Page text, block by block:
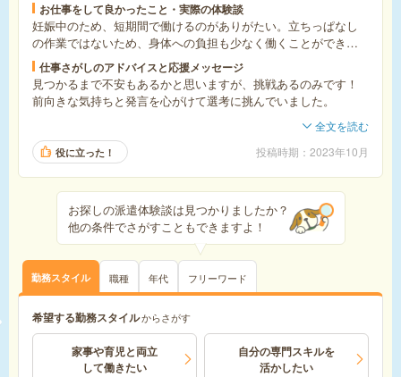
お仕事をして良かったこと・実際の体験談
妊娠中のため、短期間で働けるのがありがたい。立ちっぱなし
の作業ではないため、身体への負担も少なく働くことができ
る。
仕事さがしのアドバイスと応援メッセージ
見つかるまで不安もあるかと思いますが、挑戦あるのみです！
前向きな気持ちと発言を心がけて選考に挑んでいました。
全文を読む
役に立った！ 投稿時期 2023年10月
お探しの派遣体験談は見つかりましたか？
他の条件でさがすこともできますよ！
勤務スタイル 職種 年代 フリーワード
希望する勤務スタイルからさがす
家事や育児と両立
して働きたい
自分の専門スキルを
活かしたい